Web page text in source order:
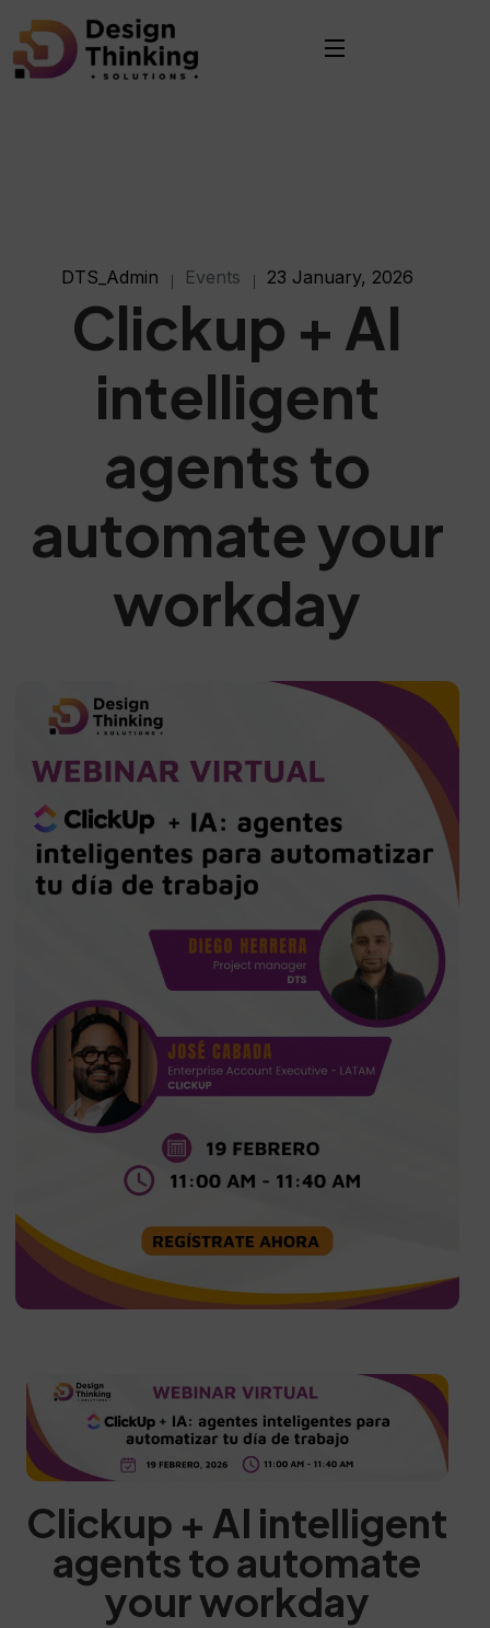
DTS_Admin Events 23 January, 2026
Clickup + AI
intelligent
agents to
automate your
workday
Clickup + AI intelligent
agents to automate
your workday